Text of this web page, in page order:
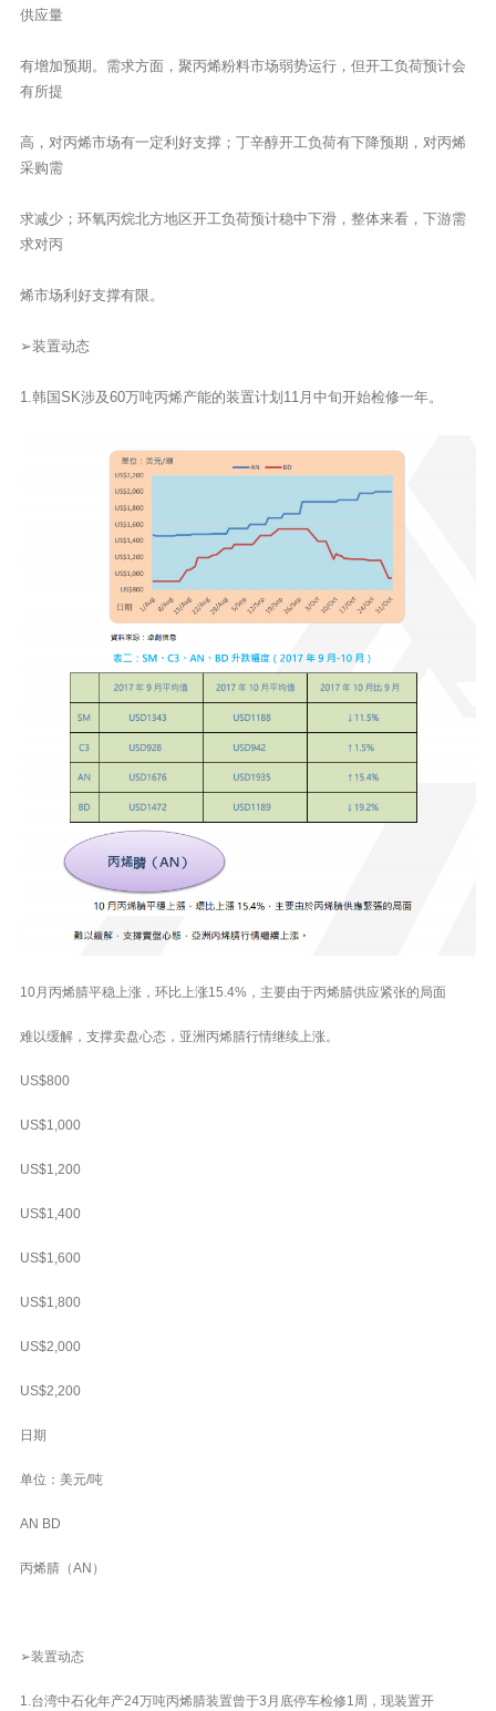
供应量
有增加预期。需求方面，聚丙烯粉料市场弱势运行，但开工负荷预计会
有所提
高，对丙烯市场有一定利好支撑；丁辛醇开工负荷有下降预期，对丙烯
采购需
求减少；环氧丙烷北方地区开工负荷预计稳中下滑，整体来看，下游需
求对丙
烯市场利好支撑有限。
➢装置动态
1.韩国SK涉及60万吨丙烯产能的装置计划11月中旬开始检修一年。
10月丙烯腈平稳上涨，环比上涨15.4%，主要由于丙烯腈供应紧张的局面
难以缓解，支撑卖盘心态，亚洲丙烯腈行情继续上涨。
US$800
US$1,000
US$1,200
US$1,400
US$1,600
US$1,800
US$2,000
US$2,200
日期
单位：美元/吨
AN BD
丙烯腈（AN）
➢装置动态
1.台湾中石化年产24万吨丙烯腈装置曾于3月底停车检修1周，现装置开